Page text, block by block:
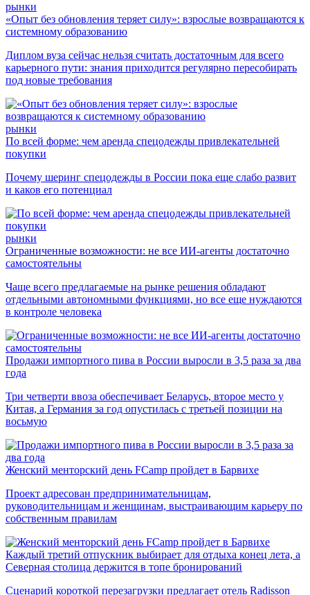
рынки
«Опыт без обновления теряет силу»: взрослые возвращаются к
системному образованию
Диплом вуза сейчас нельзя считать достаточным для всего
карьерного пути: знания приходится регулярно пересобирать
под новые требования
рынки
По всей форме: чем аренда спецодежды привлекательней
покупки
Почему шеринг спецодежды в России пока еще слабо развит
и каков его потенциал
рынки
Ограниченные возможности: не все ИИ-агенты достаточно
самостоятельны
Чаще всего предлагаемые на рынке решения обладают
отдельными автономными функциями, но все еще нуждаются
в контроле человека
Продажи импортного пива в России выросли в 3,5 раза за два
года
Три четверти ввоза обеспечивает Беларусь, второе место у
Китая, а Германия за год опустилась с третьей позиции на
восьмую
Женский менторский день FCamp пройдет в Барвихе
Проект адресован предпринимательницам,
руководительницам и женщинам, выстраивающим карьеру по
собственным правилам
Каждый третий отпускник выбирает для отдыха конец лета, а
Северная столица держится в топе бронирований
Сценарий короткой перезагрузки предлагает отель Radisson